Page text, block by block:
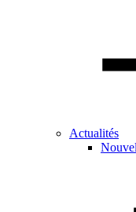
Actualités